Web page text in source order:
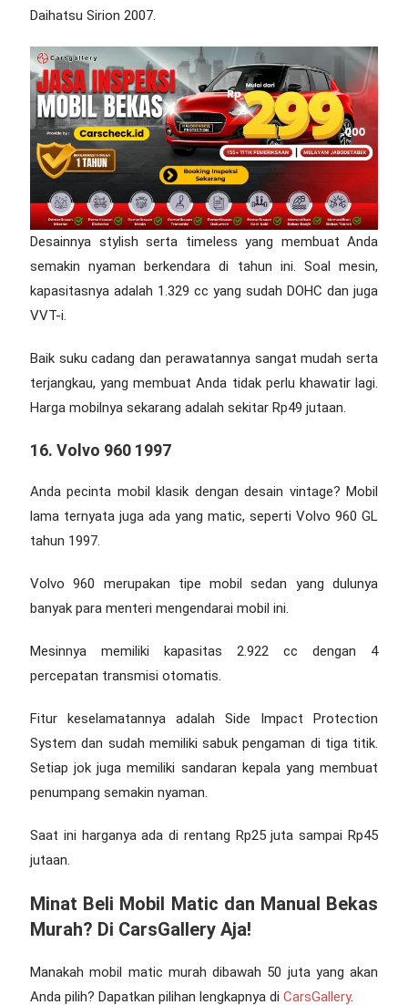
Daihatsu Sirion 2007.
Desainnya stylish serta timeless yang membuat Anda
semakin nyaman berkendara di tahun ini. Soal mesin,
kapasitasnya adalah 1.329 cc yang sudah DOHC dan juga
VVT-i.
Baik suku cadang dan perawatannya sangat mudah serta
terjangkau, yang membuat Anda tidak perlu khawatir lagi.
Harga mobilnya sekarang adalah sekitar Rp49 jutaan.
16. Volvo 960 1997
Anda pecinta mobil klasik dengan desain vintage? Mobil
lama ternyata juga ada yang matic, seperti Volvo 960 GL
tahun 1997.
Volvo 960 merupakan tipe mobil sedan yang dulunya
banyak para menteri mengendarai mobil ini.
Mesinnya memiliki kapasitas 2.922 cc dengan 4
percepatan transmisi otomatis.
Fitur keselamatannya adalah Side Impact Protection
System dan sudah memiliki sabuk pengaman di tiga titik.
Setiap jok juga memiliki sandaran kepala yang membuat
penumpang semakin nyaman.
Saat ini harganya ada di rentang Rp25 juta sampai Rp45
jutaan.
Minat Beli Mobil Matic dan Manual Bekas
Murah? Di CarsGallery Aja!
Manakahmobil matic murah dibawah 50 juta yang akan
Anda pilih? Dapatkan pilihan lengkapnya di CarsGallery.